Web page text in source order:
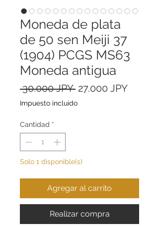
Moneda de plata
de 50 sen Meiji 37
(1904) PCGS MS63
Moneda antigua
30.000 JPY Precio
27.000 JPYPrecio
Impuesto incluido
Cantidad *
Solo 1 disponible(s)
Agregar al carrito
Realizar compra